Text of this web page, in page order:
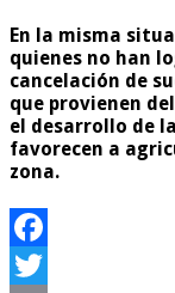
En la misma
quienes no han
cancelación de
que provienen
el desarrollo de
favorecen a
zona.
Facebook